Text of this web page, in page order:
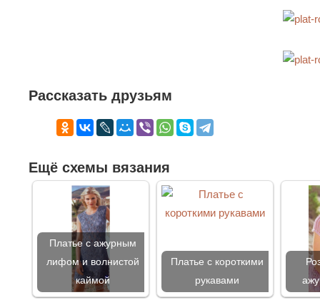
Рассказать друзьям
Ещё схемы вязания
Платье с ажурным
лифом и волнистой
каймой
Платье с короткими
рукавами